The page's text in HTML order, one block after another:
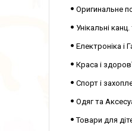
Оригинальне
Унікальні
Електроніка і
Краса і
Спорт і
Одяг та
Товари для